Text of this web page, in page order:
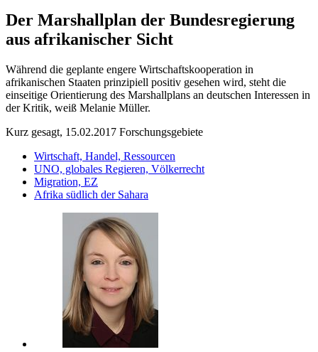
Der Marshallplan der Bundesregierung
aus afrikanischer Sicht
Während die geplante engere Wirtschaftskooperation in
afrikanischen Staaten prinzipiell positiv gesehen wird, steht die
einseitige Orientierung des Marshallplans an deutschen Interessen in
der Kritik, weiß Melanie Müller.
Kurz gesagt, 15.02.2017 Forschungsgebiete
Wirtschaft, Handel, Ressourcen
UNO, globales Regieren, Völkerrecht
Migration, EZ
Afrika südlich der Sahara